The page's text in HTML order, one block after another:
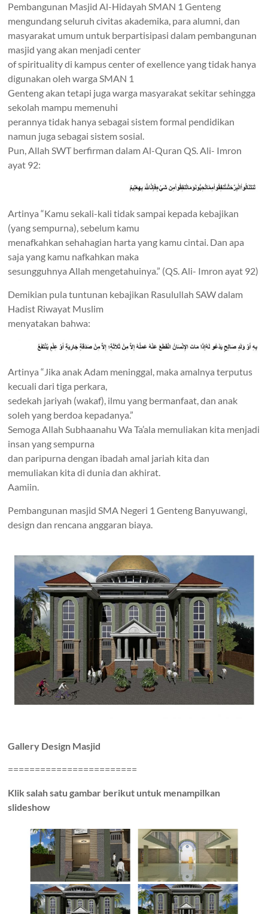
Pembangunan Masjid Al-Hidayah SMAN 1 Genteng
mengundang seluruh civitas akademika, para alumni, dan
masyarakat umum untuk berpartisipasi dalam pembangunan
masjid yang akan menjadicenter
of spiritualitydi kampuscenter of exellenceyang tidak hanya
digunakan oleh warga SMAN 1
Genteng akan tetapi juga warga masyarakat sekitar sehingga
sekolah mampu memenuhi
perannya tidak hanya sebagai sistem formal pendidikan
namun juga sebagai sistem sosial.
Pun, Allah SWT berfirman dalam Al-QuranQS. Ali- Imron
ayat 92:
Artinya “Kamu sekali-kali tidak sampai kepada kebajikan
(yang sempurna), sebelum kamu
menafkahkan sehahagian harta yang kamu cintai. Dan apa
saja yang kamu nafkahkan maka
sesungguhnya Allah mengetahuinya.” (QS. Ali- Imron ayat 92)
Demikian pula tuntunan kebajikan Rasulullah SAW dalam
Hadist Riwayat Muslim
menyatakan bahwa:
Artinya“Jika anak Adam meninggal, maka amalnya terputus
kecuali dari tiga perkara,
sedekah jariyah (wakaf), ilmu yang bermanfaat, dan anak
soleh yang berdoa kepadanya.”
Semoga Allah Subhaanahu Wa Ta’ala memuliakan kita menjadi
insan yang sempurna
dan paripurna dengan ibadah amal jariah kita dan
memuliakan kita di dunia dan akhirat.
Aamiin.
Pembangunan masjid SMA Negeri 1 Genteng Banyuwangi,
design dan rencana anggaran biaya.
Gallery Design Masjid
========================
Klik salah satu gambar berikut untuk menampilkan
slideshow